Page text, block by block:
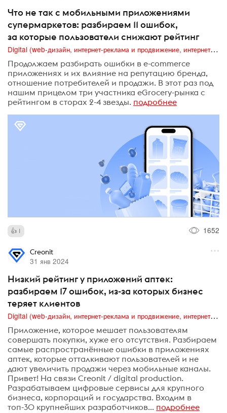
Что не так с мобильными приложениями
супермаркетов: разбираем 11 ошибок,
за которые пользователи снижают рейтинг
Digital (web-дизайн, интернет-реклама и продвижение, интернет-сообщества и блоги, интернет-коммуникации, мобильный маркетинг, реклама на цифровых экранах)
Продолжаем разбирать ошибки в e-commerce
приложениях и их влияние на репутацию бренда,
отношение потребителей и продажи. В этот раз под
нашим прицелом три участника eGrocery-рынка с
рейтингом в сторах 2-4 звезды. подробнее
1 1652
Creonit
31 янв 2024
Низкий рейтинг у приложений аптек:
разбираем 17 ошибок, из-за которых бизнес
теряет клиентов
Digital (web-дизайн, интернет-реклама и продвижение, интернет-сообщества и блоги, интернет-коммуникации, мобильный маркетинг, реклама на цифровых экранах)
Приложение, которое мешает пользователям
совершать покупки, хуже его отсутствия. Разбираем
самые распространённые ошибки в приложениях
аптек, которые отталкивают пользователей и не
дают увеличить продажи через мобильные каналы.
Привет! На связи Creonit / digital production.
Разрабатываем цифровые сервисы для крупного
бизнеса, корпораций и государства. Входим в
топ-30 крупнейших разработчиков... подробнее